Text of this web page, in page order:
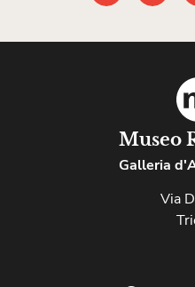
Museo
Galleria
Via